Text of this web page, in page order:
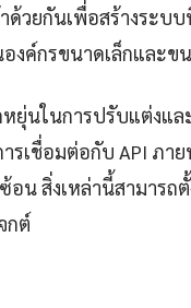
ด้วยกันเพื่อสร้างระ
งค์กรขนาดเล็กและข
ยุ่นในการปรับแต่งแ
รเชื่อมต่อกับ API ภ
น สิ่งเหล่านี้สามารถ
กต์